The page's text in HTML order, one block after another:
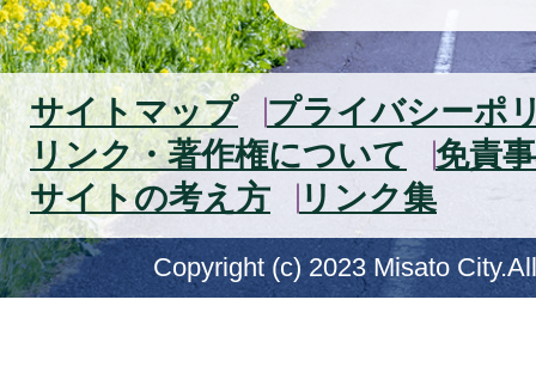
サイトマップ
プライバシーポ
リンク・著作権について
免責
サイトの考え方
リンク集
Copyright (c) 2023 Misato